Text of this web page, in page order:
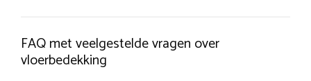
FAQ met veelgestelde vragen over
vloerbedekking